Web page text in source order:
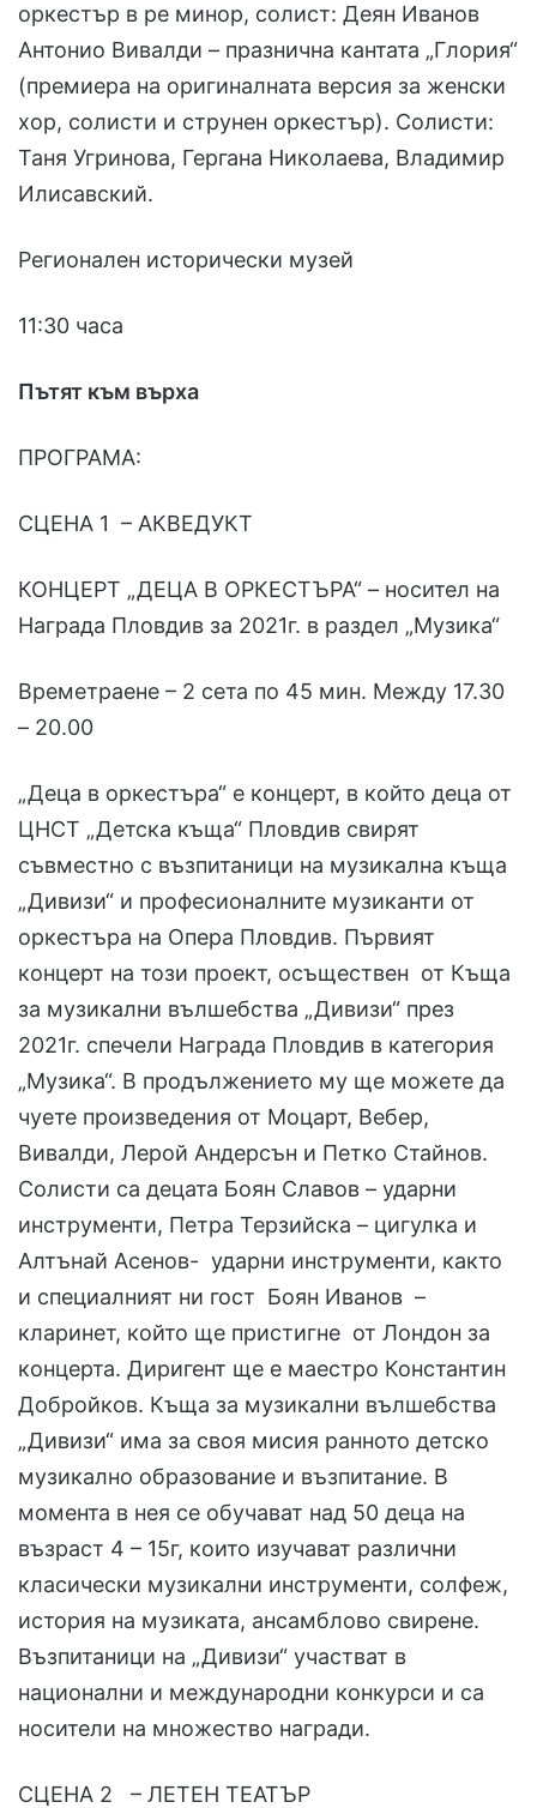
оркестър в ре минор, солист: Деян Иванов
Антонио Вивалди – празнична кантата „Глория“
(премиера на оригиналната версия за женски
хор, солисти и струнен оркестър). Солисти:
Таня Угринова, Гергана Николаева, Владимир
Илисавский.
Регионален исторически музей
11:30 часа
Пътят към върха
ПРОГРАМА:
СЦЕНА 1 – АКВЕДУКТ
КОНЦЕРТ „ДЕЦА В ОРКЕСТЪРА“ – носител на
Награда Пловдив зa 2021г. в раздел „Музика“
Времетраене – 2 сета по 45 мин. Между 17.30
– 20.00
„Деца в оркестъра“ е концерт, в който деца от
ЦНСТ „Детска къща“ Пловдив свирят
съвместно с възпитаници на музикална къща
„Дивизи“ и професионалните музиканти от
оркестъра на Опера Пловдив. Първият
концерт на този проект, осъществен от Къща
за музикални вълшебства „Дивизи“ през
2021г. спечели Награда Пловдив в категория
„Музика“. В продължението му ще можете да
чуете произведения от Моцарт, Вебер,
Вивалди, Лерой Андерсън и Петко Стайнов.
Солисти са децата Боян Славов – ударни
инструменти, Петра Терзийска – цигулка и
Алтънай Асенов- ударни инструменти, както
и специалният ни гост Боян Иванов –
кларинет, който ще пристигне от Лондон за
концерта. Диригент ще е маестро Константин
Добройков. Къща за музикални вълшебства
„Дивизи“ има за своя мисия ранното детско
музикално образование и възпитание. В
момента в нея се обучават над 50 деца на
възраст 4 – 15г, които изучават различни
класически музикални инструменти, солфеж,
история на музиката, ансамблово свирене.
Възпитаници на „Дивизи“ участват в
национални и международни конкурси и са
носители на множество награди.
СЦЕНА 2 – ЛЕТЕН ТЕАТЪР